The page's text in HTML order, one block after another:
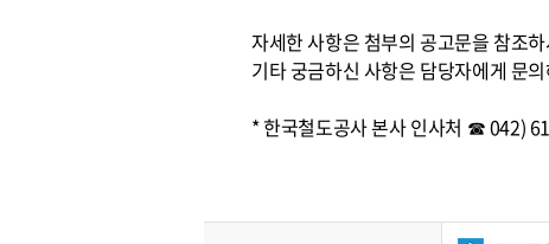
자세한 사항은 첨부의 공고문을 참조
기타 궁금하신 사항은 담당자에게 문
* 한국철도공사 본사 인사처 ☎ 042)